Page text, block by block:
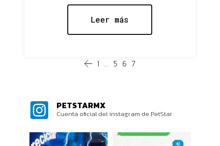
Leer más
1 … 5 6 7
PETSTARMX
Cuenta oficial del instagram de PetStar